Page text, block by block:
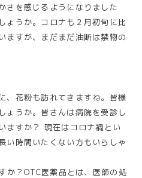
さを感じるようになりました
ょうか。コロナも２月初旬に比
ますが、まだまだ油断は禁物の
、花粉も訪れてきますね。皆様
ょうか。皆さんは病院を受診し
ますか？ 現在はコロナ禍とい
い時間いたくない方もいらしゃ
か？OTC医薬品とは、医師の処